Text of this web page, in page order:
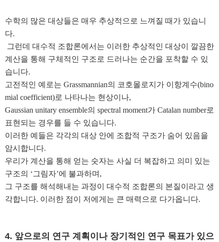
수학의 많은 대상들은 매우 추상적으로 느껴질 때가 있습니
다.
그런데 대수적 조합론에서는 이러한 추상적인 대상이 깔끔한
계산을 통해 구체적인 구조로 드러나는 순간을 포착할 수 있
습니다.
고전적인 예로는 Grassmannian의 코호몰로지가 이항계수(bino
mial coefficient)로 나타나는 현상이나,
Gaussian unitary ensemble의 spectral moment가 Catalan number로
표현되는 경우를 들 수 있습니다.
이러한 예들은 각각의 대상 안에 조합적 구조가 숨어 있음을
암시합니다.
우리가 계산을 통해 얻는 숫자는 사실 더 복잡하고 의미 있는
구조의 ‘그림자’에 불과하며 ,
그 구조를 해석해내는 과정이 대수적 조합론의 본질이라고 생
각합니다. 이러한 점이 저에게는 큰 매력으로 다가옵니다.
4. 앞으로의 연구 계획이나 장기적인 연구 목표가 있으